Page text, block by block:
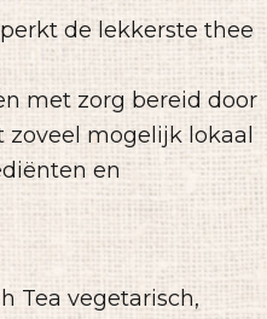
de lekkerste thee
met zorg bereid door
mogelijk lokaal
en
Tea vegetarisch,